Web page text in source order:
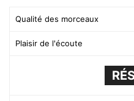
Qualité des morceaux
Plaisir de l'écoute